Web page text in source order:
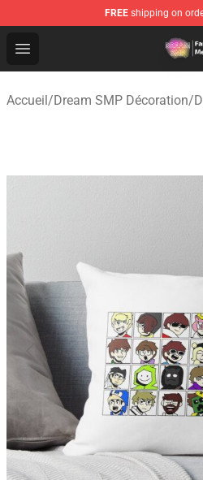
FREE shipping on
Open menu
Dream SMP Store - Official
Accueil/Dream SMP Décoration/